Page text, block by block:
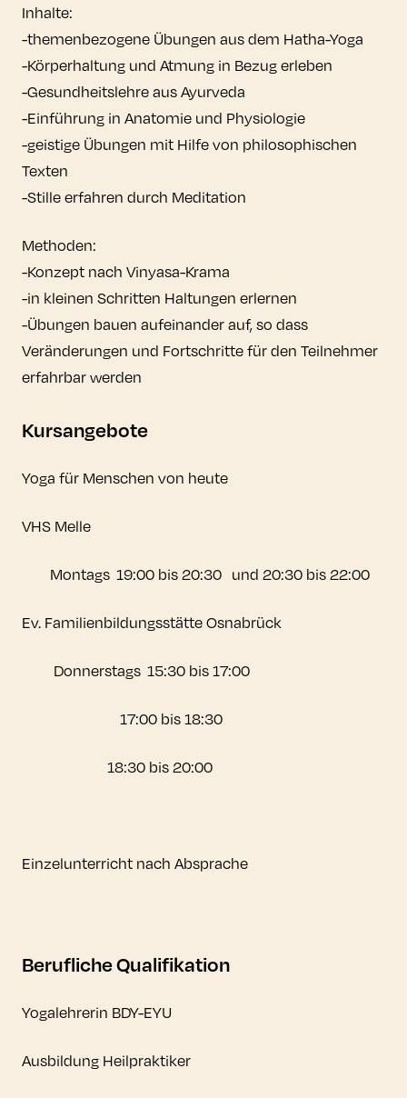
Inhalte:
-themenbezogene Übungen aus dem Hatha-Yoga
-Körperhaltung und Atmung in Bezug erleben
-Gesundheitslehre aus Ayurveda
-Einführung in Anatomie und Physiologie
-geistige Übungen mit Hilfe von philosophischen
Texten
-Stille erfahren durch Meditation
Methoden:
-Konzept nach Vinyasa-Krama
-in kleinen Schritten Haltungen erlernen
-Übungen bauen aufeinander auf, so dass
Veränderungen und Fortschritte für den Teilnehmer
erfahrbar werden
Kursangebote
Yoga für Menschen von heute
VHS Melle
Montags 19:00 bis 20:30 und 20:30 bis 22:00
Ev. Familienbildungsstätte Osnabrück
Donnerstags 15:30 bis 17:00
17:00 bis 18:30
18:30 bis 20:00
Einzelunterricht nach Absprache
Berufliche Qualifikation
Yogalehrerin BDY-EYU
Ausbildung Heilpraktiker